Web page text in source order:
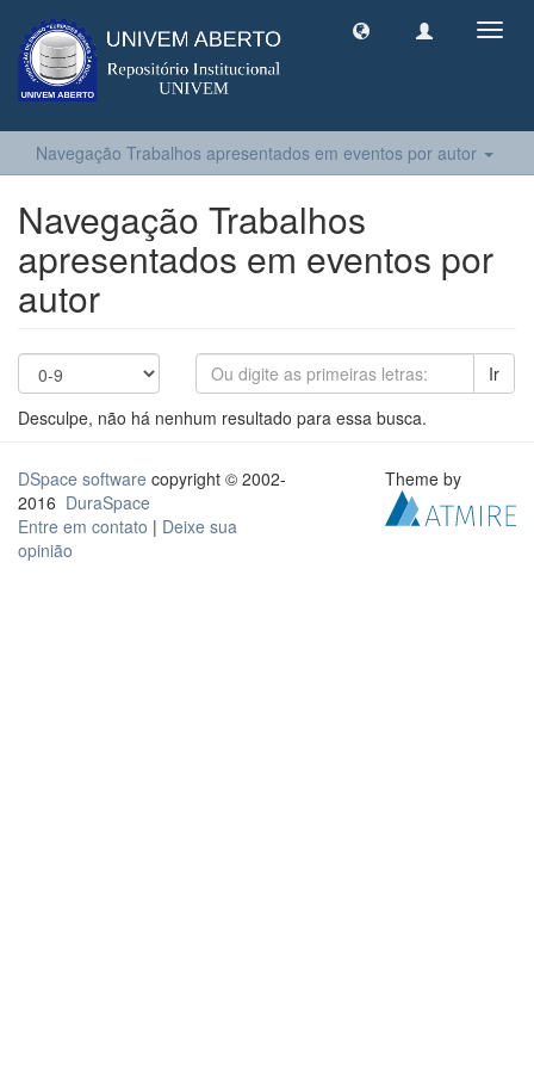
Navegação Trabalhos apresentados em eventos por autor
Navegação Trabalhos
apresentados em eventos por
autor
Ir
Desculpe, não há nenhum resultado para essa busca.
DSpace software copyright © 2002-
2016 DuraSpace
Entre em contato | Deixe sua
opinião
Theme by